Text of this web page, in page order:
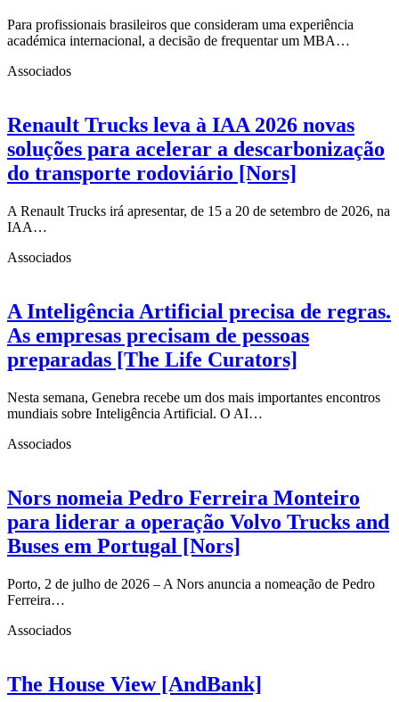
Para profissionais brasileiros que consideram uma experiência
académica internacional, a decisão de frequentar um MBA…
Associados
Renault Trucks leva à IAA 2026 novas
soluções para acelerar a descarbonização
do transporte rodoviário [Nors]
A Renault Trucks irá apresentar, de 15 a 20 de setembro de 2026, na
IAA…
Associados
A Inteligência Artificial precisa de regras.
As empresas precisam de pessoas
preparadas [The Life Curators]
Nesta semana, Genebra recebe um dos mais importantes encontros
mundiais sobre Inteligência Artificial. O AI…
Associados
Nors nomeia Pedro Ferreira Monteiro
para liderar a operação Volvo Trucks and
Buses em Portugal [Nors]
Porto, 2 de julho de 2026 – A Nors anuncia a nomeação de Pedro
Ferreira…
Associados
The House View [AndBank]